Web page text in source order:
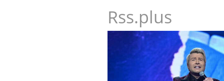
Rss.plus